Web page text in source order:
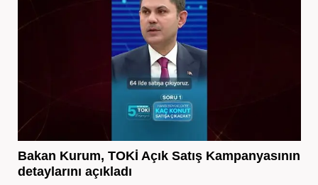
Bakan Kurum, TOKİ Açık Satış Kampanyasının
detaylarını açıkladı